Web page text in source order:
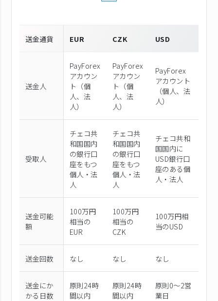
送金通貨 EUR CZK USD
送金人
PayForex
アカウン
ト（個
⼈、法
⼈）
PayForex
アカウン
ト（個
⼈、法
⼈）
PayForex
アカウント
（個⼈、法
⼈）
受取人
チェコ共
和国国内
の銀行口
座をもつ
個人・法
人
チェコ共
和国国内
の銀行口
座をもつ
個人・法
人
チェコ共和
国国内に
USD銀行口
座のある個
人・法人
送金可能
額
100万円
相当の
EUR
100万円
相当の
CZK
100万円相
当のUSD
送金回数 なし なし なし
送金にか
かる日数
原則24時
間以内
原則24時
間以内
原則0〜2営
業日